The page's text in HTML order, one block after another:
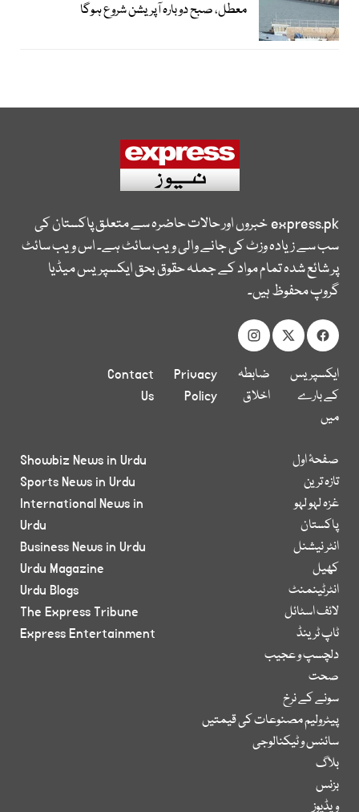
معطل، صبح دوبارہ آپریشن شروع ہوگا
express.pkخبروں اور حالات حاضرہ سے متعلق پاکستان کی
سب سے زیادہ وزٹ کی جانے والی ویب سائٹ ہے۔ اس ویب سائٹ
پر شائع شدہ تمام مواد کے جملہ حقوق بحق ایکسپریس میڈیا
گروپ محفوظ ہیں۔
ایکسپریس
کے بارے
میں
ضابطہ
اخلاق
Privacy
Policy
Contact
Us
صفحۂ اول
تازہ ترین
غزہ لہو لہو
پاکستان
انٹر نیشنل
کھیل
انٹرٹینمنٹ
لائف اسٹائل
ٹاپ ٹرینڈ
دلچسپ و عجیب
صحت
سونے کے نرخ
پیٹرولیم مصنوعات کی قیمتیں
سائنس و ٹیکنالوجی
بلاگ
بزنس
ویڈیوز
Showbiz News in Urdu
Sports News in Urdu
International News in
Urdu
Business News in Urdu
Urdu Magazine
Urdu Blogs
The Express Tribune
Express Entertainment